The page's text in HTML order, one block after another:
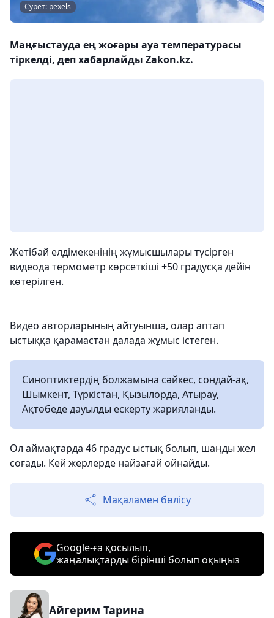
Сурет: pexels
Маңғыстауда ең жоғары ауа температурасы
тіркелді, деп хабарлайды Zakon.kz.
Жетібай елдімекенінің жұмысшылары түсірген
видеода термометр көрсеткіші +50 градусқа дейін
көтерілген.
Видео авторларының айтуынша, олар аптап
ыстыққа қарамастан далада жұмыс істеген.
Синоптиктердің болжамына сәйкес, сондай-ақ,
Шымкент, Түркістан, Қызылорда, Атырау,
Ақтөбеде дауылды ескерту жарияланды.
Ол аймақтарда 46 градус ыстық болып, шаңды жел
соғады. Кей жерлерде найзағай ойнайды.
Мақаламен бөлісу
Google-ға қосылып,
жаңалықтарды бірінші болып оқыңыз
Айгерим Тарина